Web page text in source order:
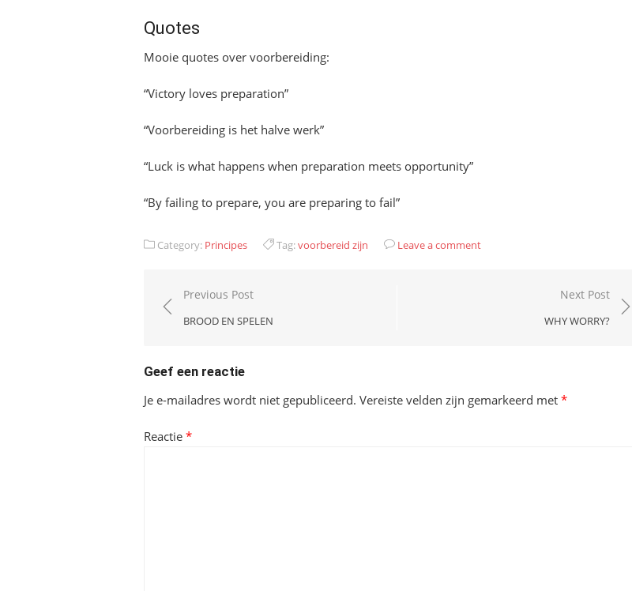
Quotes
Mooie quotes over voorbereiding:
“Victory loves preparation”
“Voorbereiding is het halve werk”
“Luck is what happens when preparation meets opportunity”
“By failing to prepare, you are preparing to fail”
Category: Principes Tag:voorbereid zijn Leave a comment
Bericht
navigatie
Previous Post
BROOD EN SPELEN
Next Post
WHY WORRY?
Geef een reactie
Je e-mailadres wordt niet gepubliceerd. Vereiste velden zijn gemarkeerd met *
Reactie *